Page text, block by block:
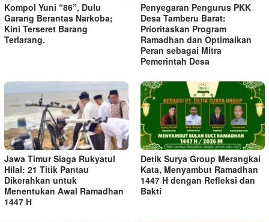
Kompol Yuni “86”, Dulu
Garang Berantas Narkoba;
Kini Terseret Barang
Terlarang.
Penyegaran Pengurus PKK
Desa Tamberu Barat:
Prioritaskan Program
Ramadhan dan Optimalkan
Peran sebagai Mitra
Pemerintah Desa
Jawa Timur Siaga Rukyatul
Hilal: 21 Titik Pantau
Dikerahkan untuk
Menentukan Awal Ramadhan
1447 H
Detik Surya Group Merangkai
Kata, Menyambut Ramadhan
1447 H dengan Refleksi dan
Bakti